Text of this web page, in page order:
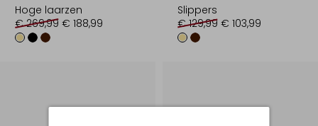
Hoge laarzen
€ 269,99 € 188,99
Slippers
€ 129,99 € 103,99